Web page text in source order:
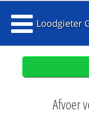
Loodgieter
Afvoer